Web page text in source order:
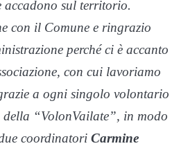
accadono sul territorio.
con il Comune e ringrazio
perché ci è accanto
con cui lavoriamo
a ogni singolo volontario
“VolonVailate”, in modo
coordinatori Carmine